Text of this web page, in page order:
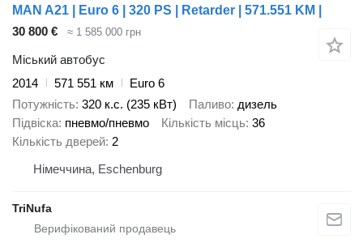
MAN A21 | Euro 6 | 320 PS | Retarder | 571.551 KM |
30 800 €
≈ 1 585 000 грн
Міський автобус
2014
571 551 км
Euro 6
Потужність 320 к.с. (235 кВт) Паливо дизель
Підвіска пневмо/пневмо Кількість місць 36
Кількість дверей 2
Німеччина, Eschenburg
TriNufa